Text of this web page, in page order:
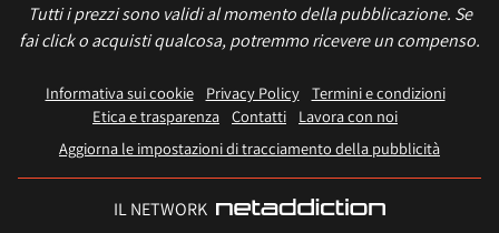
Tutti i prezzi sono validi al momento della pubblicazione. Se
fai click o acquisti qualcosa, potremmo ricevere un compenso.
Informativa sui cookie Privacy Policy
Termini e condizioni
Etica e trasparenza Contatti
Lavora con noi
Aggiorna le impostazioni di tracciamento della pubblicità
IL NETWORK